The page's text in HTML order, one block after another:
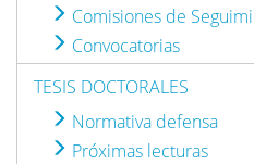
Comisiones de
Convocatorias
TESIS DOCTORALES
Normativa defensa
Próximas lecturas